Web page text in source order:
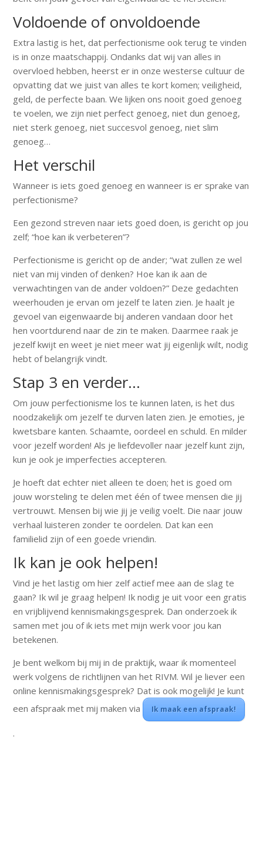
Voldoende of onvoldoende
Extra lastig is het, dat perfectionisme ook terug te vinden
is in onze maatschappij. Ondanks dat wij van alles in
overvloed hebben, heerst er in onze westerse cultuur de
opvatting dat we juist van alles te kort komen; veiligheid,
geld, de perfecte baan. We lijken ons nooit goed genoeg
te voelen, we zijn niet perfect genoeg, niet dun genoeg,
niet sterk genoeg, niet succesvol genoeg, niet slim
genoeg…
Het verschil
Wanneer is iets goed genoeg en wanneer is er sprake van
perfectionisme?
Een gezond streven naar iets goed doen, is gericht op jou
zelf; “hoe kan ik verbeteren”?
Perfectionisme is gericht op de ander; “wat zullen ze wel
niet van mij vinden of denken? Hoe kan ik aan de
verwachtingen van de ander voldoen?” Deze gedachten
weerhouden je ervan om jezelf te laten zien. Je haalt je
gevoel van eigenwaarde bij anderen vandaan door het
hen voortdurend naar de zin te maken. Daarmee raak je
jezelf kwijt en weet je niet meer wat jij eigenlijk wilt, nodig
hebt of belangrijk vindt.
Stap 3 en verder…
Om jouw perfectionisme los te kunnen laten, is het dus
noodzakelijk om jezelf te durven laten zien. Je emoties, je
kwetsbare kanten. Schaamte, oordeel en schuld. En milder
voor jezelf worden! Als je liefdevoller naar jezelf kunt zijn,
kun je ook je imperfecties accepteren.
Je hoeft dat echter niet alleen te doen; het is goed om
jouw worsteling te delen met één of twee mensen die jij
vertrouwt. Mensen bij wie jij je veilig voelt. Die naar jouw
verhaal luisteren zonder te oordelen. Dat kan een
familielid zijn of een goede vriendin.
Ik kan je ook helpen!
Vind je het lastig om hier zelf actief mee aan de slag te
gaan? Ik wil je graag helpen! Ik nodig je uit voor een gratis
en vrijblijvend kennismakingsgesprek. Dan onderzoek ik
samen met jou of ik iets met mijn werk voor jou kan
betekenen.
Je bent welkom bij mij in de praktijk, waar ik momenteel
werk volgens de richtlijnen van het RIVM. Wil je liever een
online kennismakingsgesprek? Dat is ook mogelijk! Je kunt
een afspraak met mij maken via
Ik maak een afspraak!
.